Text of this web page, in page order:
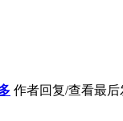
作者回复/查看最后